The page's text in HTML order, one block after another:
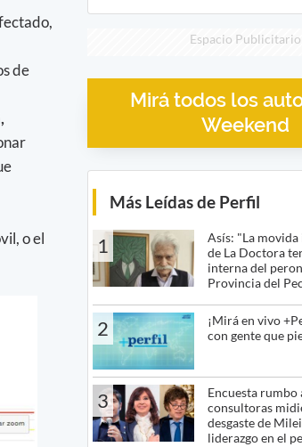
de
o el
Espacio Publicitario
Mirá todos los
Weekend
Más Leídas de Perfil
1
Asís: "La
de La Doctora
interna del
Provincia del
2
¡Mirá en vivo
con gente que
3
Encuesta
consultoras
desgaste de
liderazgo en el